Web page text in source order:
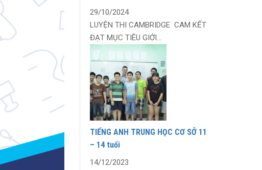
29/10/2024
LUYỆN THI CAMBRIDGE CAM KẾT
ĐẠT MỤC TIÊU GIỚI...
TIẾNG ANH TRUNG HỌC CƠ SỞ 11
– 14 tuổi
14/12/2023